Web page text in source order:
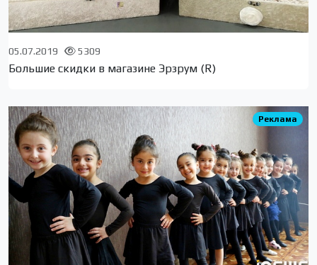
05.07.2019 5309
Большие скидки в магазине Эрзрум (R)
Реклама